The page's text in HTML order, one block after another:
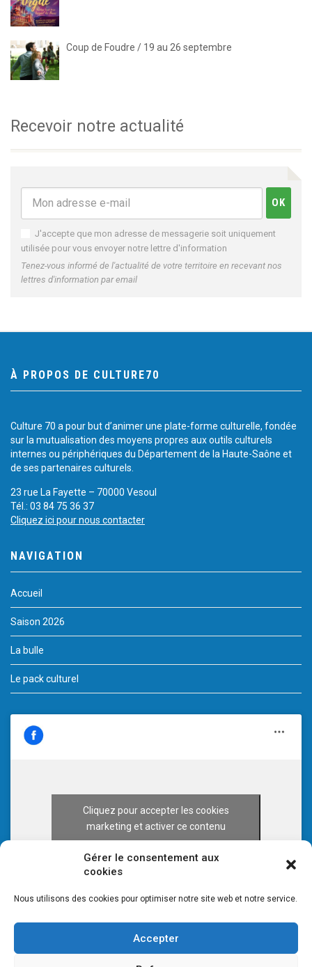
Gérer le consentement aux
cookies
Nous utilisons des cookies pour optimiser notre site web et notre service.
Accepter
Coup de Foudre / 19 au 26 septembre
Recevoir notre actualité
J'accepte que mon adresse de messagerie soit uniquement
utilisée pour vous envoyer notre lettre d'information
Tenez-vous informé de l'actualité de votre territoire en recevant nos
lettres d'information par email
À PROPOS DE CULTURE70
Culture 70 a pour but d’animer une plate-forme culturelle, fondée
sur la mutualisation des moyens propres aux outils culturels
internes ou périphériques du Département de la Haute-Saône et
de ses partenaires culturels.
23 rue La Fayette – 70000 Vesoul
Tél.: 03 84 75 36 37
Cliquez ici pour nous contacter
NAVIGATION
Accueil
Saison 2026
La bulle
Le pack culturel
Cliquez pour accepter les cookies
marketing et activer ce contenu